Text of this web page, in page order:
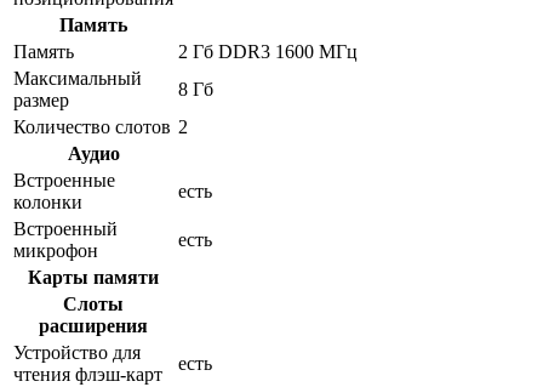
Память
Память
2 Гб DDR3 1600 МГц
Максимальный
размер
8 Гб
Количество слотов 2
Аудио
Встроенные
колонки
есть
Встроенный
микрофон
есть
Карты памяти
Слоты
расширения
Устройство для
чтения флэш-карт
есть